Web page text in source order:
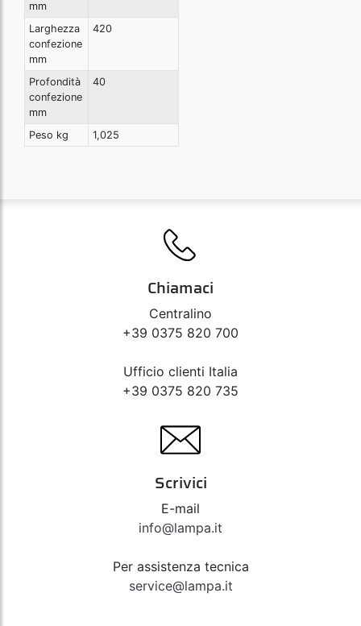
mm
Larghezza
confezione
mm
420
Profondità
confezione
mm
40
Peso kg 1,025
Chiamaci
Centralino
+39 0375 820 700
Ufficio clienti Italia
+39 0375 820 735
Scrivici
E-mail
info@lampa.it
Per assistenza tecnica
service@lampa.it